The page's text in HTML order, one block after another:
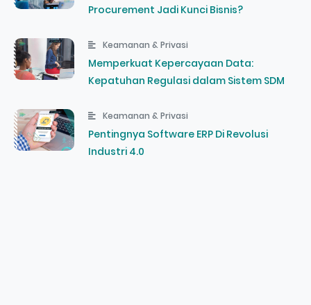
Procurement Jadi Kunci Bisnis?
Keamanan & Privasi
Memperkuat Kepercayaan Data:
Kepatuhan Regulasi dalam Sistem SDM
Keamanan & Privasi
Pentingnya Software ERP Di Revolusi
Industri 4.0